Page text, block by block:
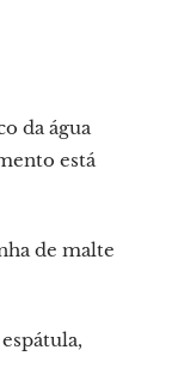
da água
está
de malte